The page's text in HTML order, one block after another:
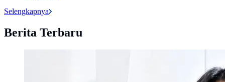
Selengkapnya
Berita Terbaru